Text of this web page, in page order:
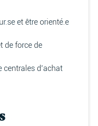
et être orienté.e
de force de
d’achat